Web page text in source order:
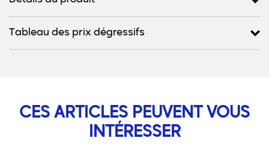
Tableau des prix dégressifs
CES ARTICLES PEUVENT VOUS
INTÉRESSER